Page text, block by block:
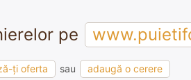
pe
ți oferta sau adaugă o cerere